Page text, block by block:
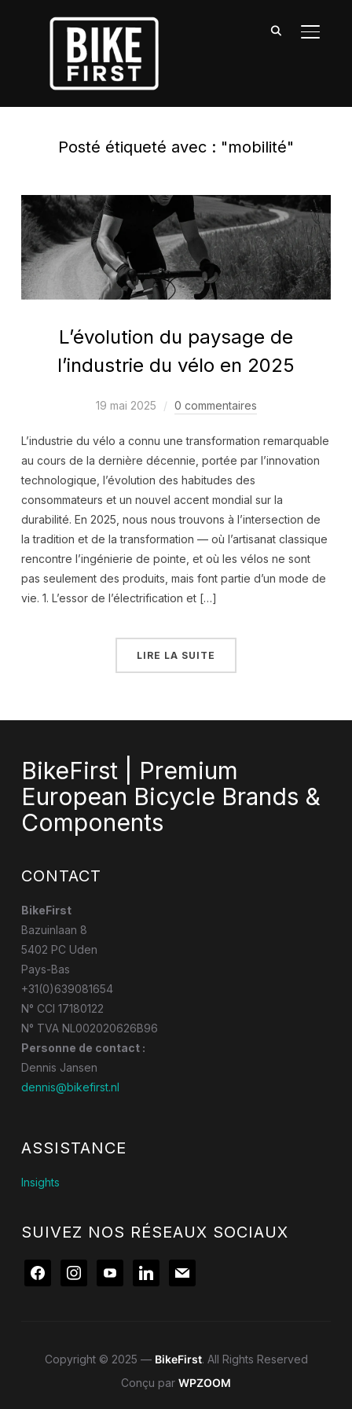
Posté étiqueté avec : "mobilité"
L’évolution du paysage de
l’industrie du vélo en 2025
19 mai 2025 0 commentaires
L’industrie du vélo a connu une transformation remarquable
au cours de la dernière décennie, portée par l’innovation
technologique, l’évolution des habitudes des
consommateurs et un nouvel accent mondial sur la
durabilité. En 2025, nous nous trouvons à l’intersection de
la tradition et de la transformation — où l’artisanat classique
rencontre l’ingénierie de pointe, et où les vélos ne sont
pas seulement des produits, mais font partie d’un mode de
vie. 1. L’essor de l’électrification et […]
LIRE LA SUITE
BikeFirst | Premium
European Bicycle Brands &
Components
CONTACT
BikeFirst
Bazuinlaan 8
5402 PC Uden
Pays-Bas
+31(0)639081654
N° CCI 17180122
N° TVA NL002020626B96
Personne de contact :
Dennis Jansen
dennis@bikefirst.nl
ASSISTANCE
Insights
SUIVEZ NOS RÉSEAUX SOCIAUX
facebookinstagramyoutube linkedin mail
Copyright © 2025 — BikeFirst. All Rights Reserved
Conçu par WPZOOM